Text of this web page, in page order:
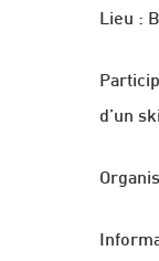
Lieu :
d’un